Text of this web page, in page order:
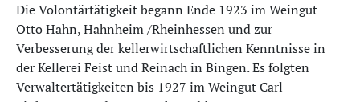
Die Volontärtätigkeit begann Ende 1923 im Weingut
Otto Hahn, Hahnheim /Rheinhessen und zur
Verbesserung der kellerwirtschaftlichen Kenntnisse in
der Kellerei Feist und Reinach in Bingen. Es folgten
Verwaltertätigkeiten bis 1927 im Weingut Carl